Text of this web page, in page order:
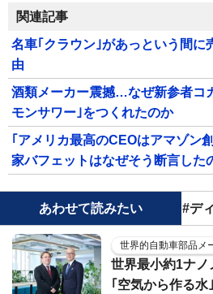
関連記事
名車｢クラウン｣があっという間に
由
酒類メーカー震撼…なぜ新参者コ
モンサワー｣をつくれたのか
｢アメリカ最高のCEOはアマゾン
家バフェットはなぜそう断言した
あわせて読みたい #デ
世界的自動車部品メ
世界最小約1ナ
｢空気から作る